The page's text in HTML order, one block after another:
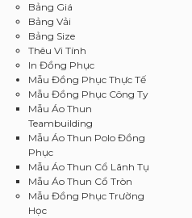
Bảng Giá
Bảng Vải
Bảng Size
Thêu Vi Tính
In Đồng Phục
Mẫu Đồng Phục Thực Tế
Mẫu Đồng Phục Công Ty
Mẫu Áo Thun
Teambuilding
Mẫu Áo Thun Polo Đồng
Phục
Mẫu Áo Thun Cổ Lãnh Tụ
Mẫu Áo Thun Cổ Tròn
Mẫu Đồng Phục Trường
Học